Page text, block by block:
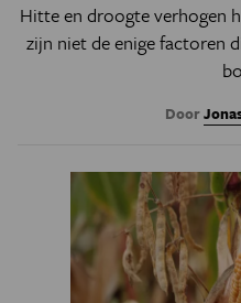
Hitte en droogte verhogen
zijn niet de enige factoren
Door